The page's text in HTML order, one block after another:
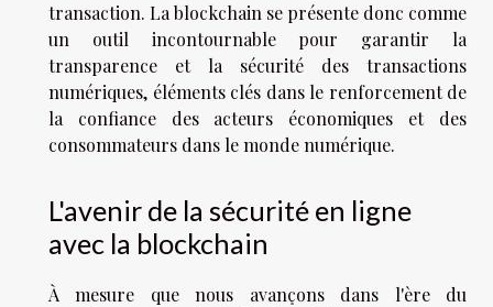
transaction. La blockchain se présente donc comme
un outil incontournable pour garantir la
transparence et la sécurité des transactions
numériques, éléments clés dans le renforcement de
la confiance des acteurs économiques et des
consommateurs dans le monde numérique.
L'avenir de la sécurité en ligne
avec la blockchain
À mesure que nous avançons dans l'ère du